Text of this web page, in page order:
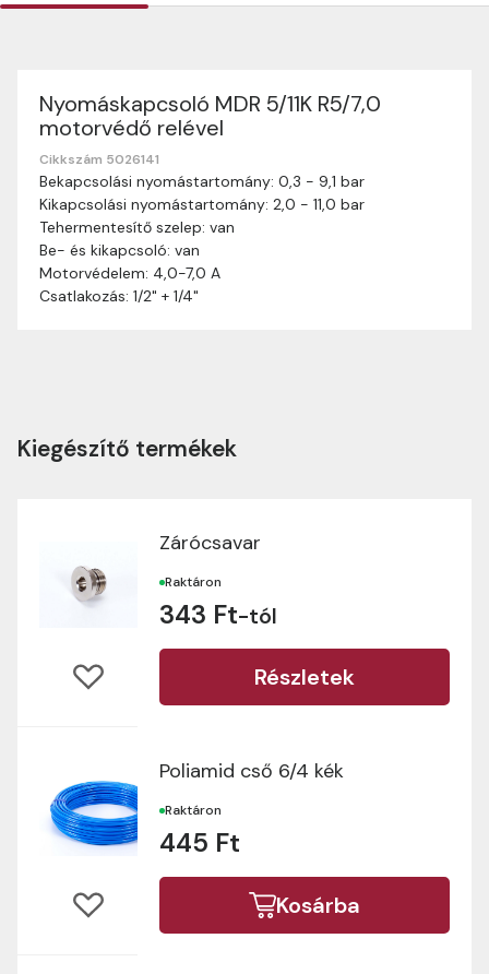
Nyomáskapcsoló MDR 5/11K R5/7,0
motorvédő relével
Cikkszám 5026141
Bekapcsolási nyomástartomány: 0,3 - 9,1 bar
Kikapcsolási nyomástartomány: 2,0 - 11,0 bar
Tehermentesítő szelep: van
Be- és kikapcsoló: van
Motorvédelem: 4,0-7,0 A
Csatlakozás: 1/2" + 1/4"
Szállítási információk
Nagyon köszönjük, hogy webshopunkat választottátok
vásárlásaitokhoz. Az alábbiakban megtaláljátok szállítási
információinkat, hogy a vásárlásotok gördülékenyen és
zökkenőmentesen történhessen.
Szállítási idő:
Általában a megrendeléseket 2-5
munkanapon belül kézbesítjük. Amennyiben
valamilyen okból kifolyólag a szállítás hosszabb
Kiegészítő termékek
Zárócsavar
Raktáron
343 Ft-tól
Részletek
Poliamid cső 6/4 kék
Raktáron
445 Ft
Kosárba